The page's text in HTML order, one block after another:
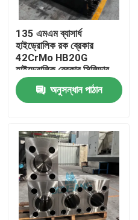
বাড়ি
পণ্য
VR প্রদর্শন
135 এমএম ব্যাসার্ধ
হাইড্রোলিক রক ব্রেকার
42CrMo HB20G
হাইড্রোলিক ব্রেকার সিলিন্ডার
রক DS13C হ্যামার রিপ্লেস
পার্টস
অনুসন্ধান পাঠান